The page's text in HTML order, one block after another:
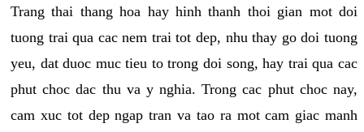
Trang thai thang hoa hay hinh thanh thoi gian mot doi
tuong trai qua cac nem trai tot dep, nhu thay go doi tuong
yeu, dat duoc muc tieu to trong doi song, hay trai qua cac
phut choc dac thu va y nghia. Trong cac phut choc nay,
cam xuc tot dep ngap tran va tao ra mot cam giac manh